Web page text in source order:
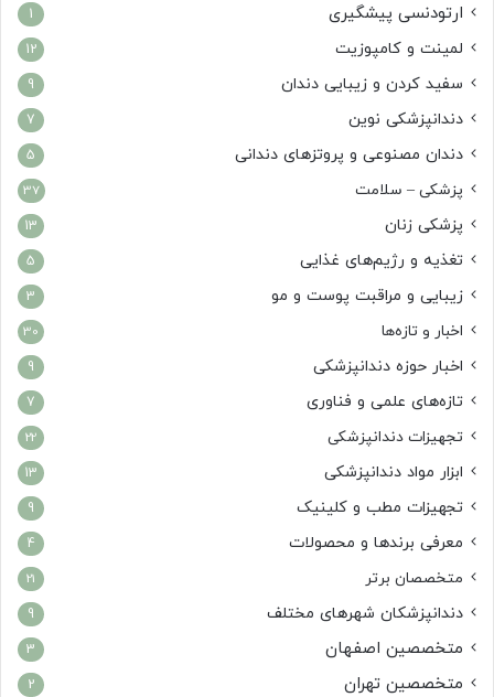
ارتودنسی پیشگیری 1
لمینت و کامپوزیت 12
سفید کردن و زیبایی دندان 9
دندانپزشکی نوین 7
دندان مصنوعی و پروتزهای دندانی 5
پزشکی – سلامت 37
پزشکی زنان 13
تغذیه و رژیم‌های غذایی 5
زیبایی و مراقبت پوست و مو 3
اخبار و تازه‌ها 30
اخبار حوزه دندانپزشکی 9
تازه‌های علمی و فناوری 7
تجهیزات دندانپزشکی 22
ابزار مواد دندانپزشکی 13
تجهیزات مطب و کلینیک 9
معرفی برندها و محصولات 4
متخصصان برتر 21
دندانپزشکان شهرهای مختلف 9
متخصصین اصفهان 3
متخصصین تهران 2